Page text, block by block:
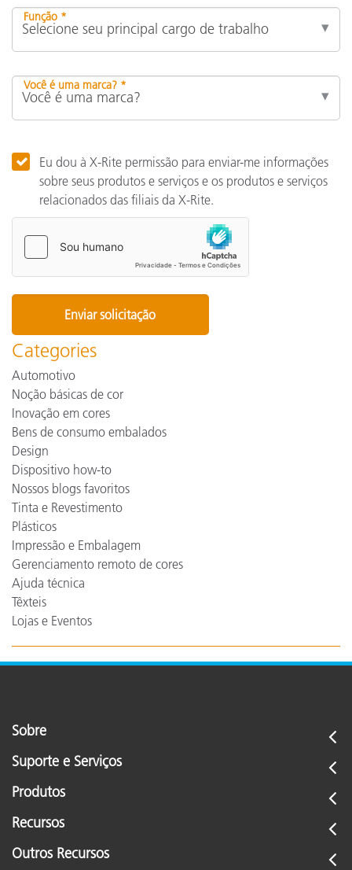
Função *
Você é uma marca? *
Eu dou à X-Rite permissão para enviar-me informações
sobre seus produtos e serviços e os produtos e serviços
relacionados das filiais da X-Rite.
Categories
Automotivo
Noção básicas de cor
Inovação em cores
Bens de consumo embalados
Design
Dispositivo how-to
Nossos blogs favoritos
Tinta e Revestimento
Plásticos
Impressão e Embalagem
Gerenciamento remoto de cores
Ajuda técnica
Têxteis
Lojas e Eventos
Sobre
Suporte e Serviços
Produtos
Recursos
Outros Recursos